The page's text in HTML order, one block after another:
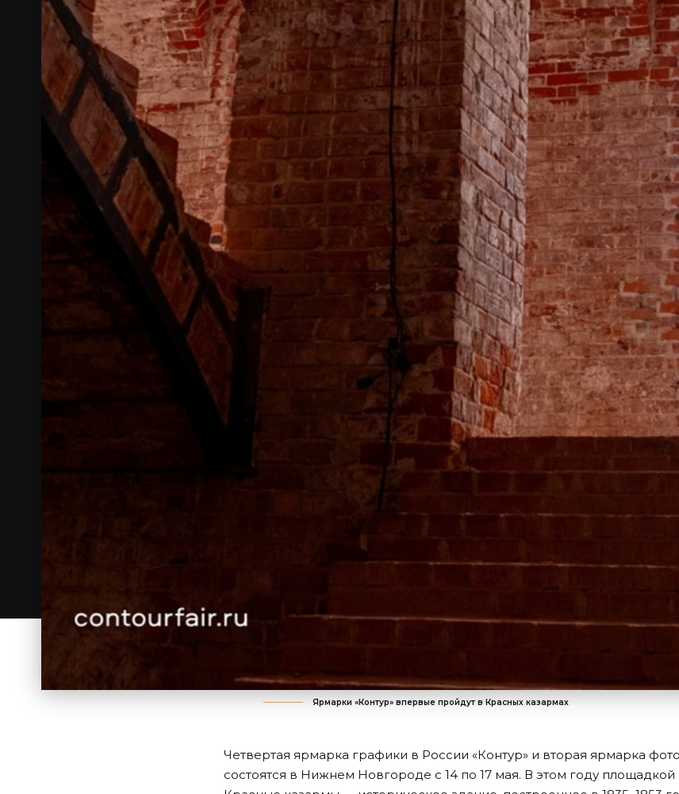
Ярмарки «Контур» впервые пройдут в Красных казармах
Четвертая ярмарка графики в России «Контур» и вторая ярмарка
состоятся в Нижнем Новгороде с 14 по 17 мая. В этом году площадкой